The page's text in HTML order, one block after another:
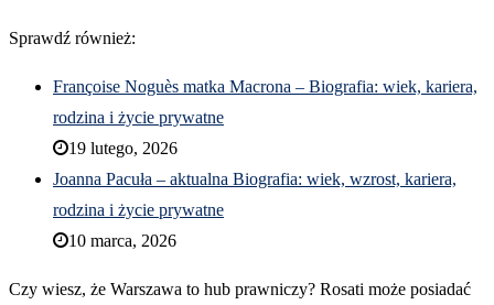
Sprawdź również:
Françoise Noguès matka Macrona – Biografia: wiek, kariera,
rodzina i życie prywatne
19 lutego, 2026
Joanna Pacuła – aktualna Biografia: wiek, wzrost, kariera,
rodzina i życie prywatne
10 marca, 2026
Czy wiesz, że Warszawa to hub prawniczy? Rosati może posiadać